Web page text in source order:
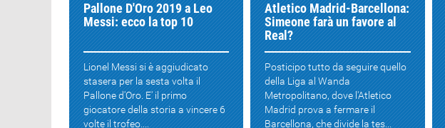
Pallone D'Oro 2019 a Leo
Messi: ecco la top 10
Lionel Messi si è aggiudicato
stasera per la sesta volta il
Pallone d'Oro. E' il primo
giocatore della storia a vincere 6
volte il trofeo....
Atletico Madrid-Barcellona:
Simeone farà un favore al
Real?
Posticipo tutto da seguire quello
della Liga al Wanda
Metropolitano, dove l'Atletico
Madrid prova a fermare il
Barcellona, che divide la tes...